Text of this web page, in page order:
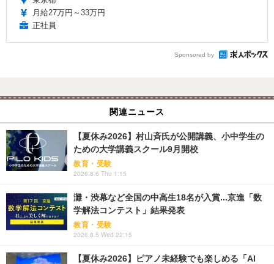
月給27万円～33万円
正社員
Sponsored by
関連ニュース
【夏休み2026】村山斉氏が公開講義、小中学生の
ための大学講義スクール9月開校
教育・受験
2026.8.6 Thu 1:15
灘・渋幕など全国の中高生18名が入賞...京進「数
学解法コンテスト」結果発表
教育・受験
2026.8.5 Wed 22:15
【夏休み2026】ピアノ未経験でも楽しめる「AI